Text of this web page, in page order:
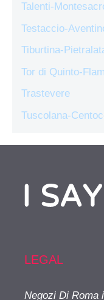
Talenti-
Testaccio-
Tiburtina-
Tor di Quinto-
Trastevere
Tuscolana-
LEGAL
Negozi Di Roma